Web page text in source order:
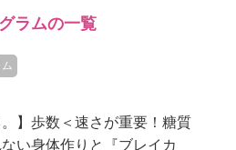
ラムの一覧
。】歩数＜速さが重要！糖質
い身体作りと『ブレイカ